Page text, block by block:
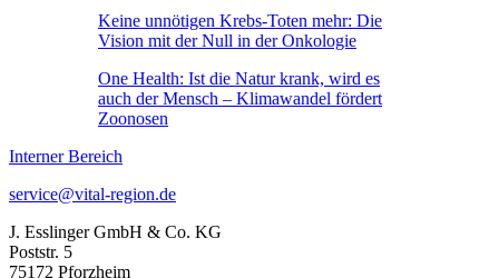
Keine unnötigen Krebs-Toten mehr: Die
Vision mit der Null in der Onkologie
One Health: Ist die Natur krank, wird es
auch der Mensch – Klimawandel fördert
Zoonosen
Interner Bereich
service@vital-region.de
J. Esslinger GmbH & Co. KG
Poststr. 5
75172 Pforzheim